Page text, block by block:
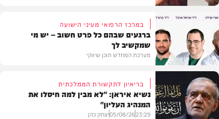
חדשות
תוכן שיווקי
במרכז הרפואי מעיני הישועה
ברגעים שבהם כל פרט חשוב – יש מי
שמקשיב לך
מערכת המחדש תוכן שיווקי
בריאיון לתקשורת הממלכתית
נשיא איראן: "לא מבין למה חיסלו את
המנהיג העליון"
23:29
05/08/26יצחק כהן